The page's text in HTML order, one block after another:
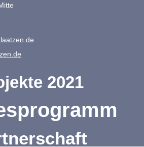
2021